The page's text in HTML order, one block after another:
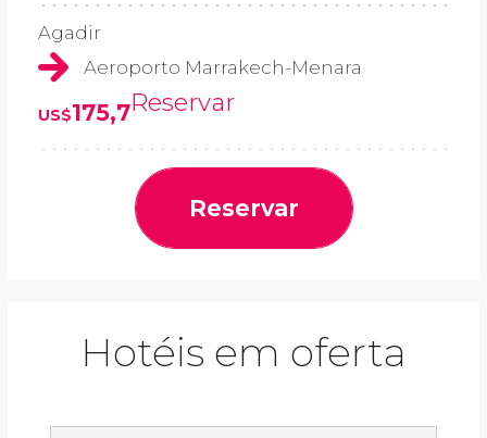
Agadir
Aeroporto Marrakech-Menara
US$175,7Reservar
Reservar
Hotéis em oferta